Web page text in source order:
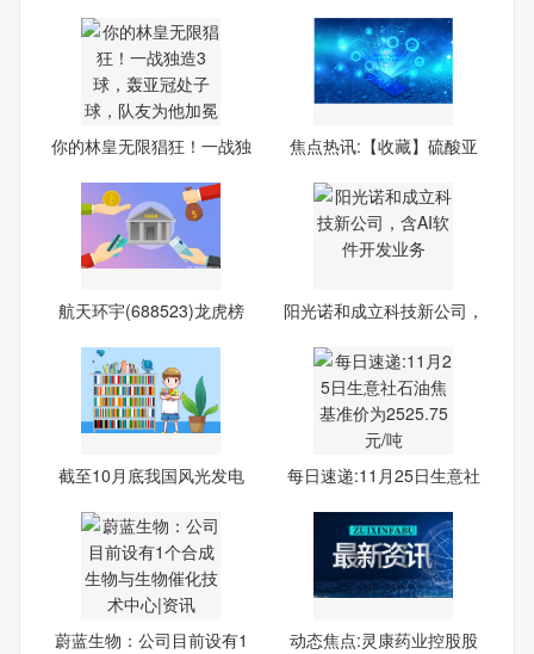
你的林皇无限猖狂！一战独
焦点热讯:【收藏】硫酸亚
航天环宇(688523)龙虎榜
阳光诺和成立科技新公司，
截至10月底我国风光发电
每日速递:11月25日生意社
蔚蓝生物：公司目前设有1
动态焦点:灵康药业控股股